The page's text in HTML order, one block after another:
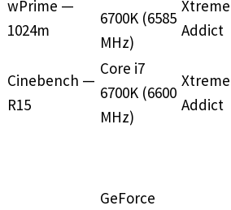
wPrime —
1024m
6700K (6585
MHz)
Xtreme
Addict
Cinebench —
R15
Core i7
6700K (6600
MHz)
Xtreme
Addict
GeForce